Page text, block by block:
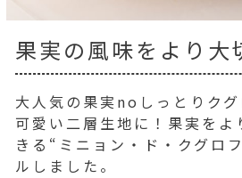
果実の風味をより大
大人気の果実noしっとりク
可愛い二層生地に！果実をよ
きる“ミニョン・ド・クグロ
ルしました。